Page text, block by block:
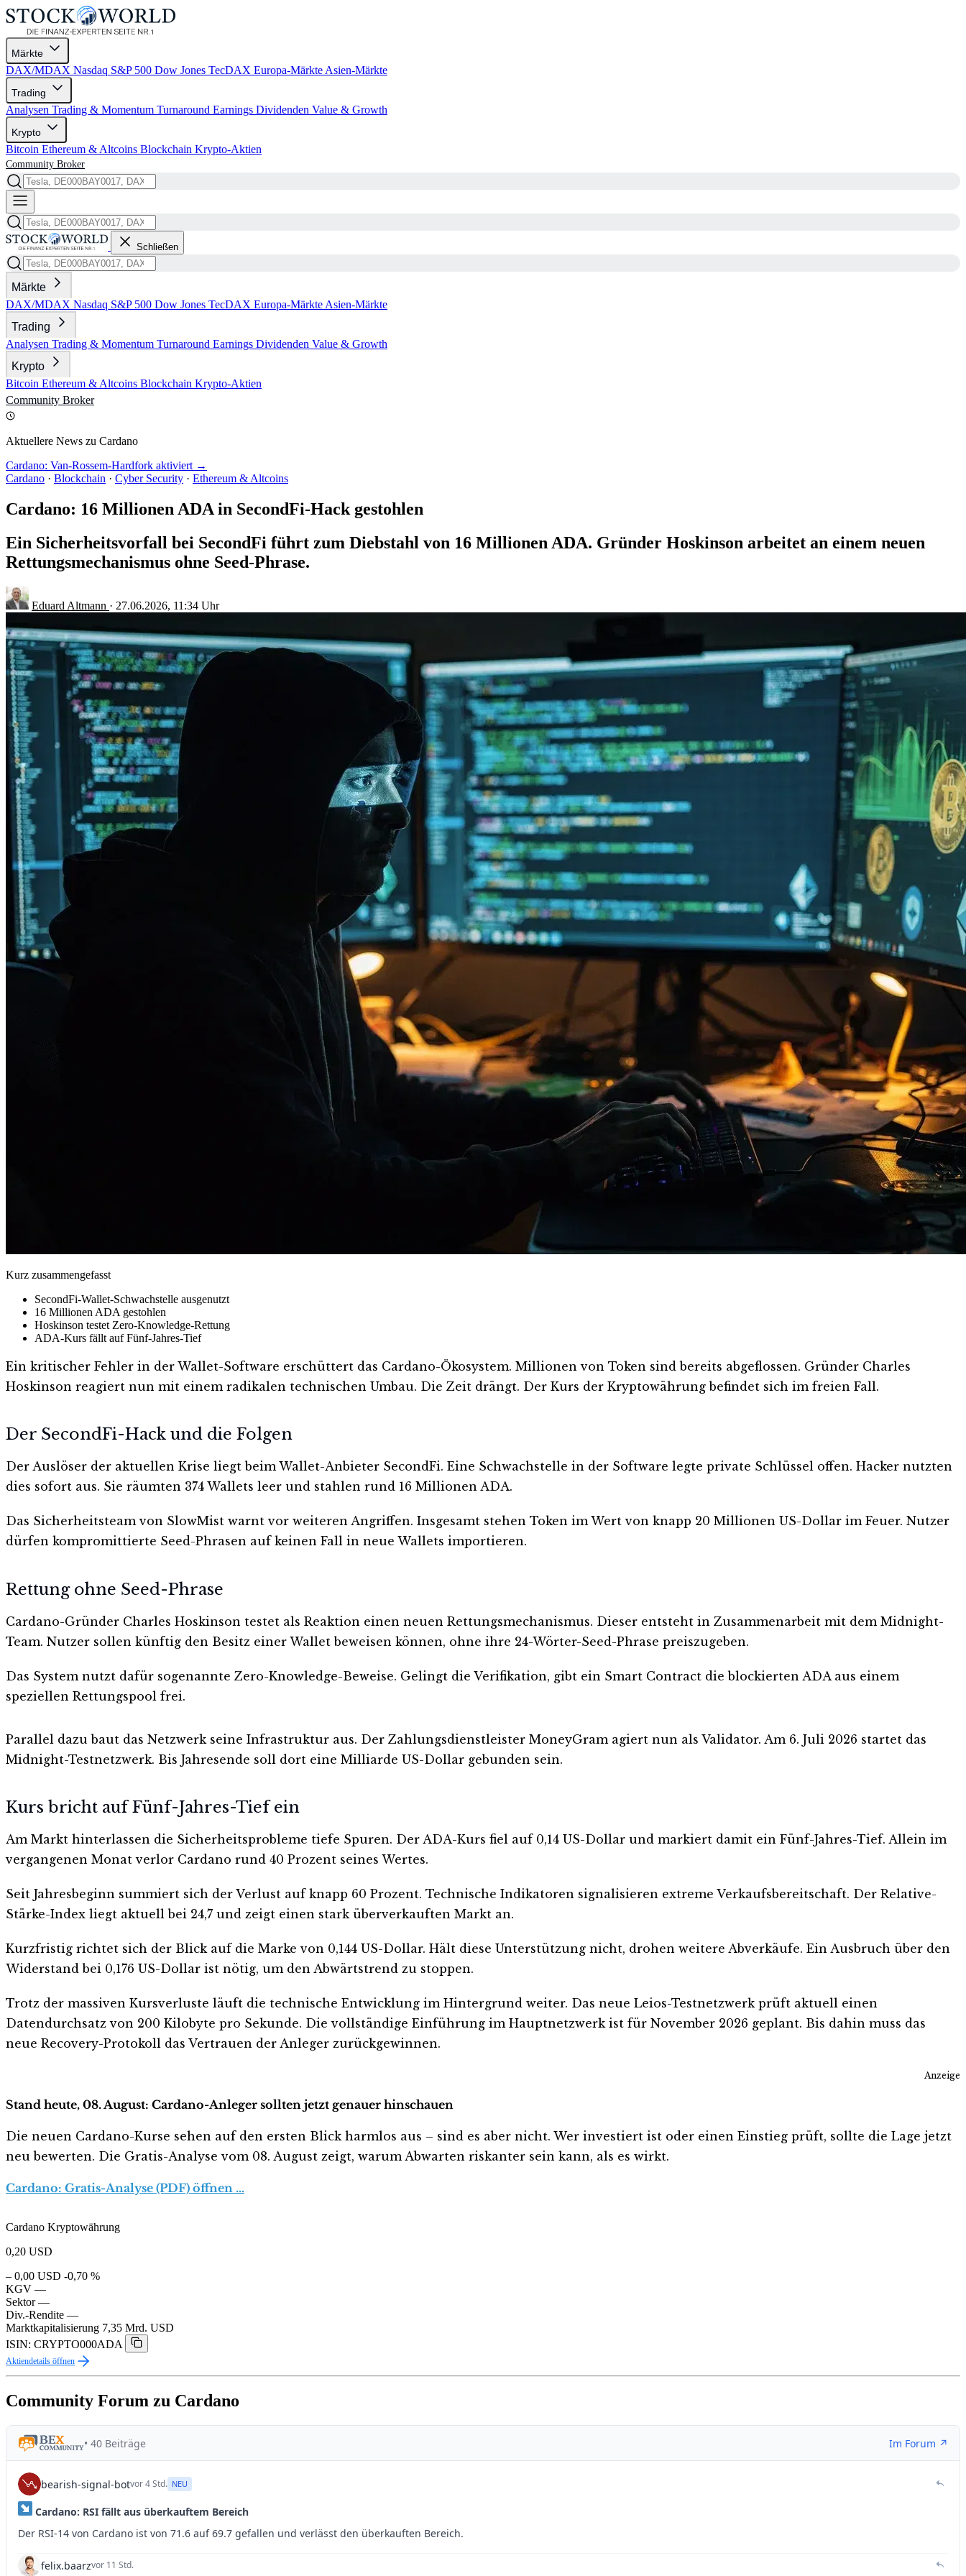
Märkte
DAX/MDAX Nasdaq S&P 500 Dow Jones TecDAX Europa-Märkte Asien-Märkte
Trading
Analysen Trading & Momentum Turnaround Earnings Dividenden Value & Growth
Krypto
Bitcoin Ethereum & Altcoins Blockchain Krypto-Aktien
Community Broker
Schließen
Märkte
DAX/MDAX Nasdaq S&P 500 Dow Jones TecDAX Europa-Märkte Asien-Märkte
Trading
Analysen Trading & Momentum Turnaround Earnings Dividenden Value & Growth
Krypto
Bitcoin Ethereum & Altcoins Blockchain Krypto-Aktien
Community Broker
Aktuellere News zu Cardano
Cardano: Van-Rossem-Hardfork aktiviert →
Cardano · Blockchain · Cyber Security · Ethereum & Altcoins
Cardano: 16 Millionen ADA in SecondFi-Hack gestohlen
Ein Sicherheitsvorfall bei SecondFi führt zum Diebstahl von 16 Millionen ADA. Gründer Hoskinson arbeitet an einem neuen
Rettungsmechanismus ohne Seed-Phrase.
Eduard Altmann · 27.06.2026, 11:34 Uhr
Kurz zusammengefasst
SecondFi-Wallet-Schwachstelle ausgenutzt
16 Millionen ADA gestohlen
Hoskinson testet Zero-Knowledge-Rettung
ADA-Kurs fällt auf Fünf-Jahres-Tief
Ein kritischer Fehler in der Wallet-Software erschüttert das Cardano-Ökosystem. Millionen von Token sind bereits abgeflossen. Gründer Charles
Hoskinson reagiert nun mit einem radikalen technischen Umbau. Die Zeit drängt. Der Kurs der Kryptowährung befindet sich im freien Fall.
Der SecondFi-Hack und die Folgen
Der Auslöser der aktuellen Krise liegt beim Wallet-Anbieter SecondFi. Eine Schwachstelle in der Software legte private Schlüssel offen. Hacker nutzten
dies sofort aus. Sie räumten 374 Wallets leer und stahlen rund 16 Millionen ADA.
Das Sicherheitsteam von SlowMist warnt vor weiteren Angriffen. Insgesamt stehen Token im Wert von knapp 20 Millionen US-Dollar im Feuer. Nutzer
dürfen kompromittierte Seed-Phrasen auf keinen Fall in neue Wallets importieren.
Rettung ohne Seed-Phrase
Cardano-Gründer Charles Hoskinson testet als Reaktion einen neuen Rettungsmechanismus. Dieser entsteht in Zusammenarbeit mit dem Midnight-
Team. Nutzer sollen künftig den Besitz einer Wallet beweisen können, ohne ihre 24-Wörter-Seed-Phrase preiszugeben.
Das System nutzt dafür sogenannte Zero-Knowledge-Beweise. Gelingt die Verifikation, gibt ein Smart Contract die blockierten ADA aus einem
speziellen Rettungspool frei.
Parallel dazu baut das Netzwerk seine Infrastruktur aus. Der Zahlungsdienstleister MoneyGram agiert nun als Validator. Am 6. Juli 2026 startet das
Midnight-Testnetzwerk. Bis Jahresende soll dort eine Milliarde US-Dollar gebunden sein.
Kurs bricht auf Fünf-Jahres-Tief ein
Am Markt hinterlassen die Sicherheitsprobleme tiefe Spuren. Der ADA-Kurs fiel auf 0,14 US-Dollar und markiert damit ein Fünf-Jahres-Tief. Allein im
vergangenen Monat verlor Cardano rund 40 Prozent seines Wertes.
Seit Jahresbeginn summiert sich der Verlust auf knapp 60 Prozent. Technische Indikatoren signalisieren extreme Verkaufsbereitschaft. Der Relative-
Stärke-Index liegt aktuell bei 24,7 und zeigt einen stark überverkauften Markt an.
Kurzfristig richtet sich der Blick auf die Marke von 0,144 US-Dollar. Hält diese Unterstützung nicht, drohen weitere Abverkäufe. Ein Ausbruch über den
Widerstand bei 0,176 US-Dollar ist nötig, um den Abwärtstrend zu stoppen.
Trotz der massiven Kursverluste läuft die technische Entwicklung im Hintergrund weiter. Das neue Leios-Testnetzwerk prüft aktuell einen
Datendurchsatz von 200 Kilobyte pro Sekunde. Die vollständige Einführung im Hauptnetzwerk ist für November 2026 geplant. Bis dahin muss das
neue Recovery-Protokoll das Vertrauen der Anleger zurückgewinnen.
Anzeige
Stand heute, 08. August: Cardano-Anleger sollten jetzt genauer hinschauen
Die neuen Cardano-Kurse sehen auf den ersten Blick harmlos aus – sind es aber nicht. Wer investiert ist oder einen Einstieg prüft, sollte die Lage jetzt
neu bewerten. Die Gratis-Analyse vom 08. August zeigt, warum Abwarten riskanter sein kann, als es wirkt.
Cardano: Gratis-Analyse (PDF) öffnen …
Cardano Kryptowährung
0,20 USD
– 0,00 USD -0,70 %
KGV —
Sektor —
Div.-Rendite —
Marktkapitalisierung 7,35 Mrd. USD
ISIN: CRYPTO000ADA
Aktiendetails öffnen
Community Forum zu Cardano